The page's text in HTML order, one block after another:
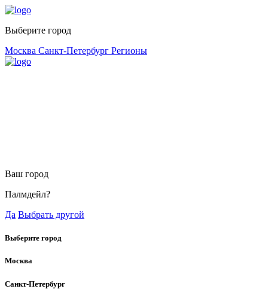
Выберите город
Москва Санкт-Петербург Регионы
Ваш город
Палмдейл?
Да Выбрать другой
Выберите город
Москва
Санкт-Петербург